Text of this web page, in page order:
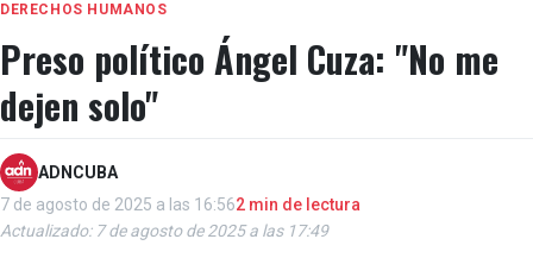
DERECHOS HUMANOS
Preso político Ángel Cuza: "No me
dejen solo"
ADNCUBA
7 de agosto de 2025 a las 16:562 min de lectura
Actualizado: 7 de agosto de 2025 a las 17:49